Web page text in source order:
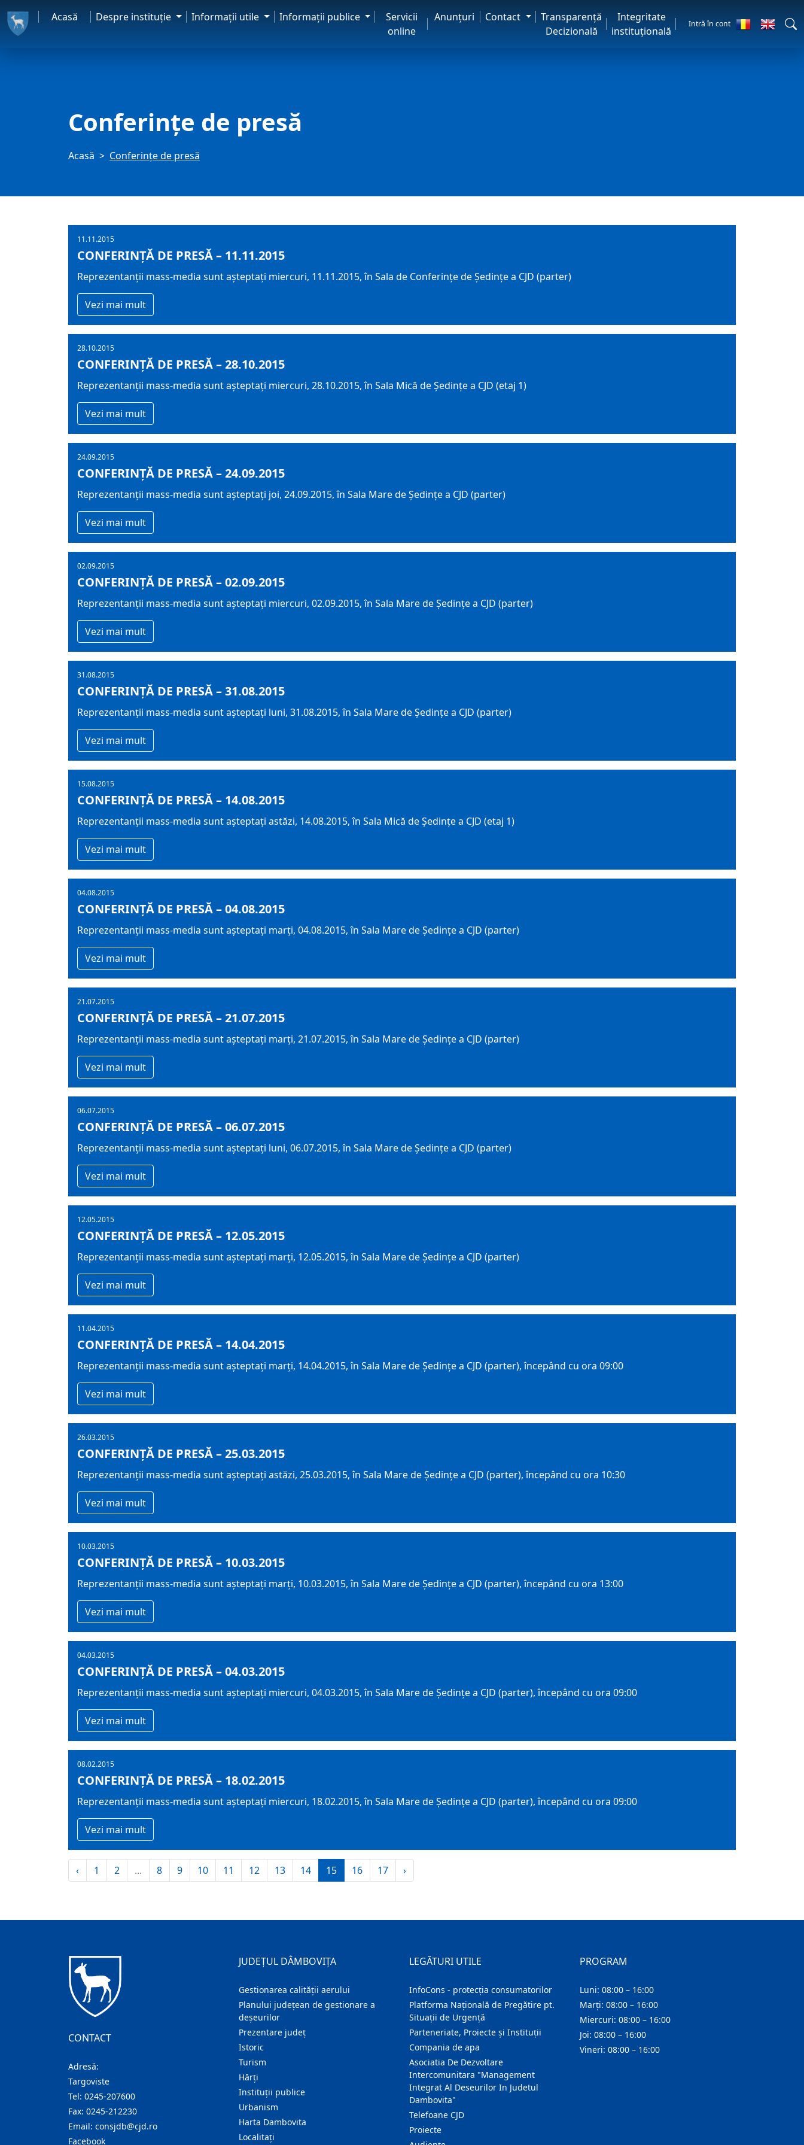
Acasă Despre instituţie Informaţii utile Informaţii publice
Servicii
online
Anunţuri Contact
Transparență
Decizională
Integritate
instituțională
Intră în cont
Conferințe de presă
Acasă Conferințe de presă
11.11.2015
CONFERINȚĂ DE PRESĂ – 11.11.2015
Reprezentanții mass-media sunt așteptați miercuri, 11.11.2015, în Sala de Conferințe de Ședințe a CJD (parter)
Vezi mai mult
28.10.2015
CONFERINȚĂ DE PRESĂ – 28.10.2015
Reprezentanții mass-media sunt așteptați miercuri, 28.10.2015, în Sala Mică de Ședințe a CJD (etaj 1)
Vezi mai mult
24.09.2015
CONFERINȚĂ DE PRESĂ – 24.09.2015
Reprezentanții mass-media sunt așteptați joi, 24.09.2015, în Sala Mare de Ședințe a CJD (parter)
Vezi mai mult
02.09.2015
CONFERINȚĂ DE PRESĂ – 02.09.2015
Reprezentanții mass-media sunt așteptați miercuri, 02.09.2015, în Sala Mare de Ședințe a CJD (parter)
Vezi mai mult
31.08.2015
CONFERINȚĂ DE PRESĂ – 31.08.2015
Reprezentanții mass-media sunt așteptați luni, 31.08.2015, în Sala Mare de Ședințe a CJD (parter)
Vezi mai mult
15.08.2015
CONFERINȚĂ DE PRESĂ – 14.08.2015
Reprezentanții mass-media sunt așteptați astăzi, 14.08.2015, în Sala Mică de Ședințe a CJD (etaj 1)
Vezi mai mult
04.08.2015
CONFERINȚĂ DE PRESĂ – 04.08.2015
Reprezentanții mass-media sunt așteptați marți, 04.08.2015, în Sala Mare de Ședințe a CJD (parter)
Vezi mai mult
21.07.2015
CONFERINȚĂ DE PRESĂ – 21.07.2015
Reprezentanții mass-media sunt așteptați marți, 21.07.2015, în Sala Mare de Ședințe a CJD (parter)
Vezi mai mult
06.07.2015
CONFERINȚĂ DE PRESĂ – 06.07.2015
Reprezentanții mass-media sunt așteptați luni, 06.07.2015, în Sala Mare de Ședințe a CJD (parter)
Vezi mai mult
12.05.2015
CONFERINȚĂ DE PRESĂ – 12.05.2015
Reprezentanții mass-media sunt așteptați marți, 12.05.2015, în Sala Mare de Ședințe a CJD (parter)
Vezi mai mult
11.04.2015
CONFERINȚĂ DE PRESĂ – 14.04.2015
Reprezentanții mass-media sunt așteptați marți, 14.04.2015, în Sala Mare de Ședințe a CJD (parter), începând cu ora 09:00
Vezi mai mult
26.03.2015
CONFERINȚĂ DE PRESĂ – 25.03.2015
Reprezentanții mass-media sunt așteptați astăzi, 25.03.2015, în Sala Mare de Ședințe a CJD (parter), începând cu ora 10:30
Vezi mai mult
10.03.2015
CONFERINȚĂ DE PRESĂ – 10.03.2015
Reprezentanții mass-media sunt așteptați marți, 10.03.2015, în Sala Mare de Ședințe a CJD (parter), începând cu ora 13:00
Vezi mai mult
04.03.2015
CONFERINȚĂ DE PRESĂ – 04.03.2015
Reprezentanții mass-media sunt așteptați miercuri, 04.03.2015, în Sala Mare de Ședințe a CJD (parter), începând cu ora 09:00
Vezi mai mult
08.02.2015
CONFERINȚĂ DE PRESĂ – 18.02.2015
Reprezentanții mass-media sunt așteptați miercuri, 18.02.2015, în Sala Mare de Ședințe a CJD (parter), începând cu ora 09:00
Vezi mai mult
‹ 1 2 ... 8 9 10 11 12 13 14 15 16 17 ›
CONTACT
Adresă:
Targoviste
Tel: 0245-207600
Fax: 0245-212230
Email: consjdb@cjd.ro
Facebook
JUDEȚUL DÂMBOVIȚA
Gestionarea calității aerului
Planului județean de gestionare a
deșeurilor
Prezentare judeţ
Istoric
Turism
Hărţi
Instituţii publice
Urbanism
Harta Dambovita
Localitaţi
LEGĂTURI UTILE
InfoCons - protecția consumatorilor
Platforma Națională de Pregătire pt.
Situații de Urgență
Parteneriate, Proiecte și Instituții
Compania de apa
Asociatia De Dezvoltare
Intercomunitara "Management
Integrat Al Deseurilor In Judetul
Dambovita"
Telefoane CJD
Proiecte
PROGRAM
Luni: 08:00 – 16:00
Marți: 08:00 – 16:00
Miercuri: 08:00 – 16:00
Joi: 08:00 – 16:00
Vineri: 08:00 – 16:00